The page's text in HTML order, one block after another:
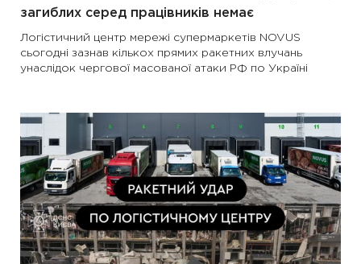
загиблих серед працівників немає
Логістичний центр мережі супермаркетів NOVUS
сьогодні зазнав кількох прямих ракетних влучань
унаслідок чергової масованої атаки РФ по Україні